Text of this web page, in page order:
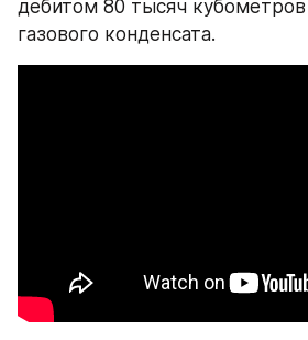
дебитом 80 тысяч
газового конденсата.